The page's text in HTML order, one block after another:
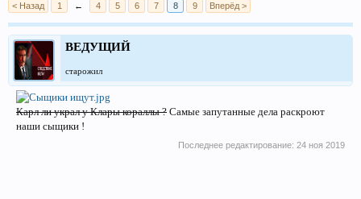
< Назад 1 ← 4 5 6 7 8 9 Вперёд >
ВЕДУЩИЙ
старожил
Карл ли украл у Клары кораллы ? Самые запутанные дела раскроют
наши сыщики !
Последнее редактирование: 24 ноя 2019